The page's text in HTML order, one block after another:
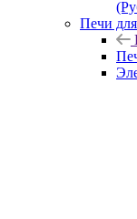
Печи